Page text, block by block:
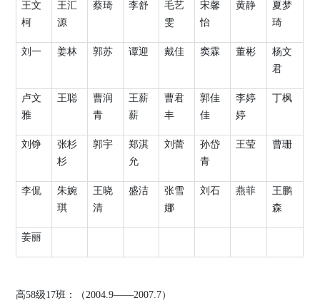
王文
柯
王汇
源
蔡琦 李舒
毛艺
雯
宋馨
怡
黄静
夏梦
琦
刘一 姜林 郭苏 谭迎 戴佳 窦霖 董彬
杨文
君
卢文
雅
王聪
曹润
青
王薪
薪
曹君
丰
郭佳
佳
李婷
婷
丁枫
刘铮
张杉
杉
郭宇
郑淇
允
刘蕾
孙岱
青
王莹 曹珊
李侃
朱婉
琪
王晓
清
盛洁
张雪
娜
刘石 燕菲
王鹏
森
姜丽
高58级17班：（2004.9——2007.7）